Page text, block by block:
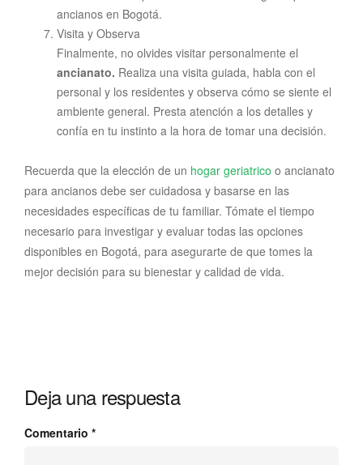
ancianos en Bogotá.
Visita y Observa
Finalmente, no olvides visitar personalmente el
ancianato. Realiza una visita guiada, habla con el
personal y los residentes y observa cómo se siente el
ambiente general. Presta atención a los detalles y
confía en tu instinto a la hora de tomar una decisión.
Recuerda que la elección de un hogar geriatrico o ancianato
para ancianos debe ser cuidadosa y basarse en las
necesidades específicas de tu familiar. Tómate el tiempo
necesario para investigar y evaluar todas las opciones
disponibles en Bogotá, para asegurarte de que tomes la
mejor decisión para su bienestar y calidad de vida.
Deja una respuesta
Comentario *